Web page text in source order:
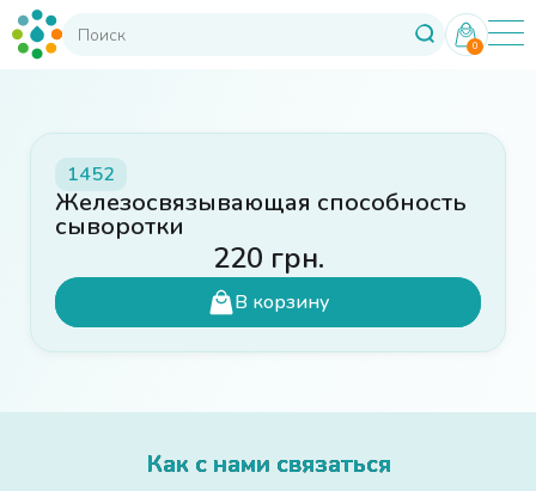
0
1452
Железосвязывающая способность
сыворотки
220 грн.
В корзину
Как с нами связаться